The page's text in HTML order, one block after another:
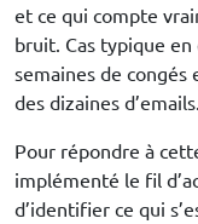
et ce qui compte
bruit. Cas typique
semaines de congés
des dizaines d’emails.
Pour répondre à
implémenté le fil
d’identifier ce qui